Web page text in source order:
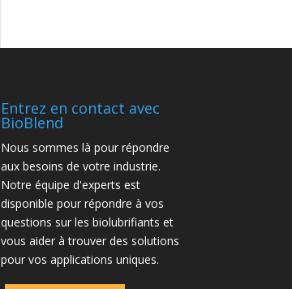
Entrez en contact avec
BioBlend
Nous sommes là pour répondre
aux besoins de votre industrie.
Notre équipe d'experts est
disponible pour répondre à vos
questions sur les biolubrifiants et
vous aider à trouver des solutions
pour vos applications uniques.